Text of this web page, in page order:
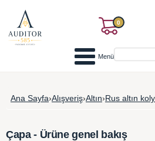
0
Menü
Ana Sayfa›Alışveriş›Altın›Rus altın
Çapa - Ürüne genel bakış